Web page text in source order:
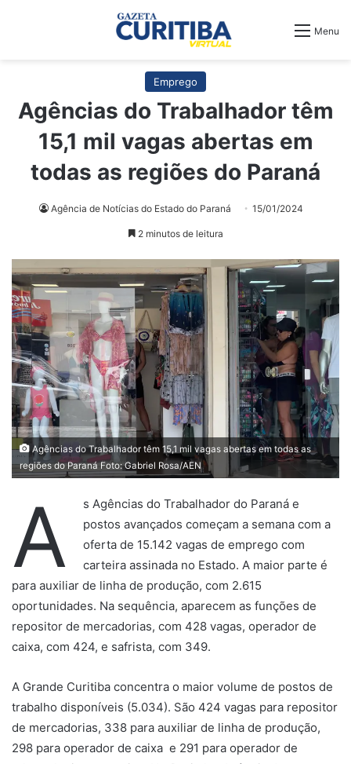
Menu
Emprego
Agências do Trabalhador têm
15,1 mil vagas abertas em
todas as regiões do Paraná
Agência de Notícias do Estado do Paraná 15/01/2024
2 minutos de leitura
Agências do Trabalhador têm 15,1 mil vagas abertas em todas as
regiões do Paraná Foto: Gabriel Rosa/AEN
A
s Agências do Trabalhador do Paraná e
postos avançados começam a semana com a
oferta de 15.142 vagas de emprego com
carteira assinada no Estado. A maior parte é
para auxiliar de linha de produção, com 2.615
oportunidades. Na sequência, aparecem as funções de
repositor de mercadorias, com 428 vagas, operador de
caixa, com 424, e safrista, com 349.
A Grande Curitiba concentra o maior volume de postos de
trabalho disponíveis (5.034). São 424 vagas para repositor
de mercadorias, 338 para auxiliar de linha de produção,
298 para operador de caixa e 291 para operador de